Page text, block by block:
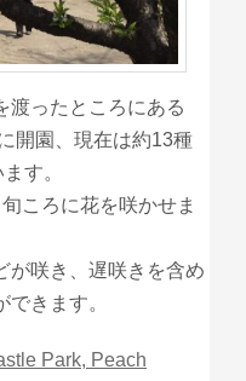
渡ったところにある
開園、現在は約13種
す。
ころに花を咲かせま
が咲き、遅咲きを含め
きます。
Park, Peach